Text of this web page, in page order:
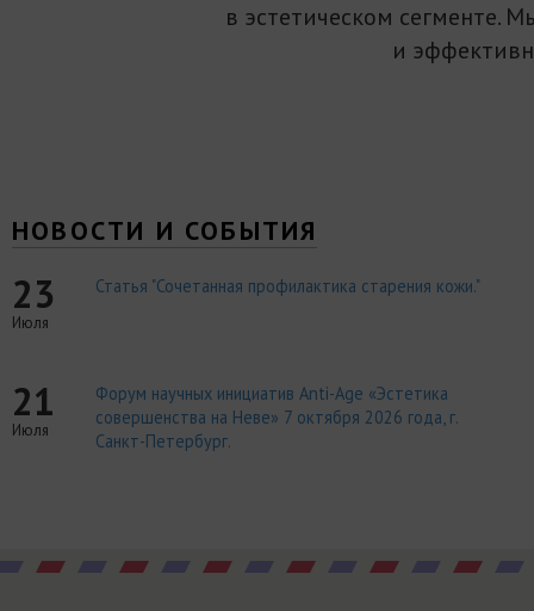
в эстетическом сегменте.
и
НОВОСТИ И СОБЫТИЯ
23
Июля
Статья "Сочетанная профилактика старения кожи."
21
Июля
Форум научных инициатив Anti-Age «Эстетика
совершенства на Неве» 7 октября 2026 года, г.
Санкт-Петербург.